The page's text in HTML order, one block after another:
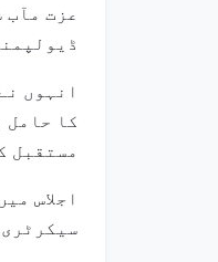
عزت
انہوں
کا حامل
مستقبل
اجلاس